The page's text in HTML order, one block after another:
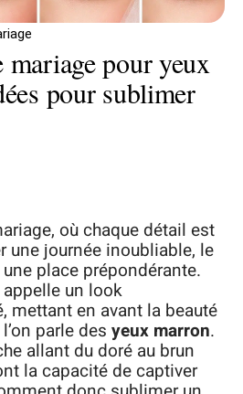
pour yeux
pour sublimer
où chaque détail est
une journée inoubliable, le
place prépondérante.
un look
mettant en avant la beauté
parle des yeux marron.
allant du doré au brun
la capacité de captiver